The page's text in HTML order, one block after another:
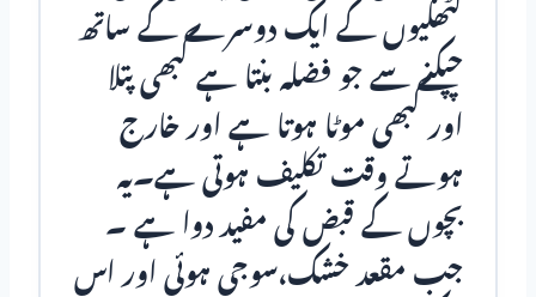
گٹھلیوں کے ایک دوسرے کے ساتھ
چپکنے سے جو فضلہ بنتا ہے کبھی پتلا
اور کبھی موٹا ہوتا ہے اور خارج
ہوتے وقت تکلیف ہوتی ہے۔یہ
بچوں کے قبض کی مفید دوا ہے ۔
جب مقعد خشک،سوجی ہوئی اور اس